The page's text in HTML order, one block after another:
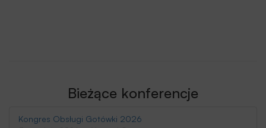
Bieżące konferencje
Kongres Obsługi Gotówki 2026